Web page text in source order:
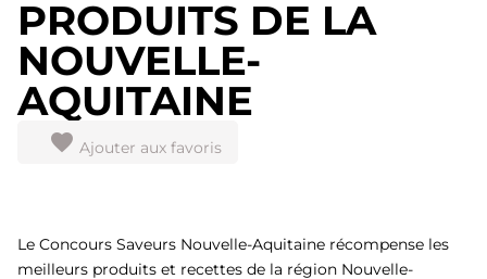
PRODUITS DE LA
NOUVELLE-
AQUITAINE
Ajouter aux favoris
Le Concours Saveurs Nouvelle-Aquitaine récompense les
meilleurs produits et recettes de la région Nouvelle-